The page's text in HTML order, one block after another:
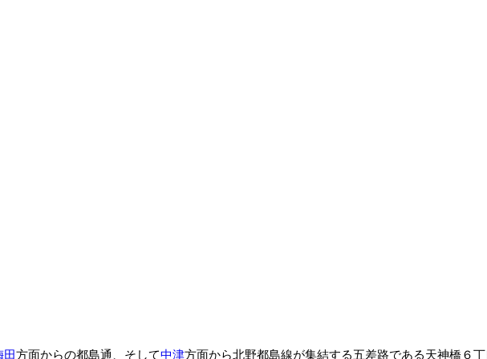
田方面からの都島通、そして中津方面から北野都島線が集結する五差路である天神橋６丁